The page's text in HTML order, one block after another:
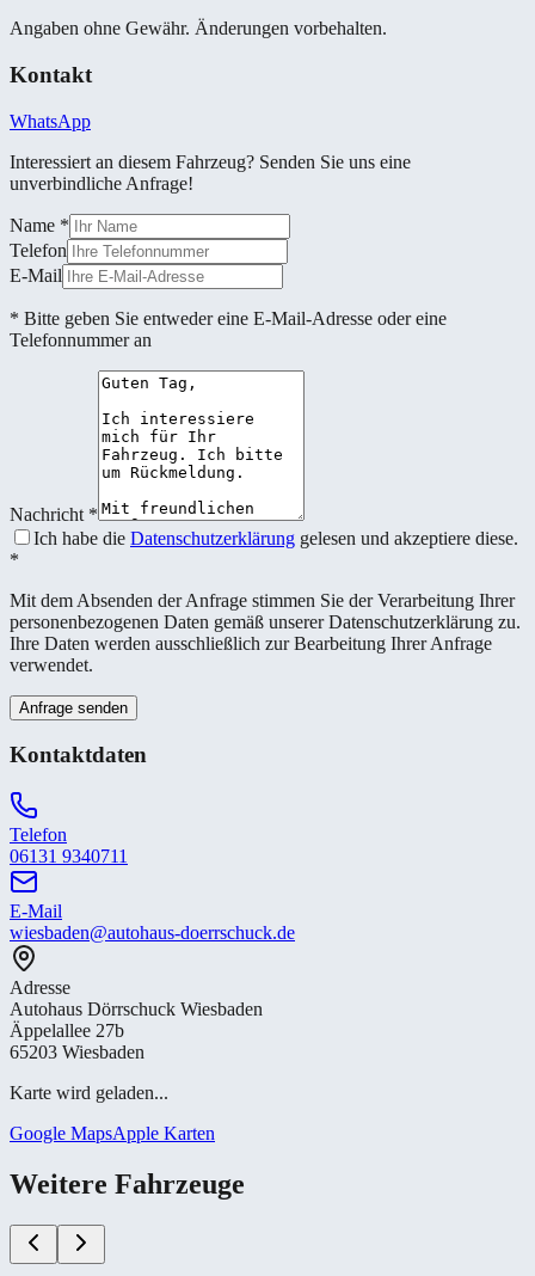
Angaben ohne Gewähr. Änderungen vorbehalten.
Kontakt
WhatsApp
Interessiert an diesem Fahrzeug? Senden Sie uns eine
unverbindliche Anfrage!
Name *
Telefon
E-Mail
* Bitte geben Sie entweder eine E-Mail-Adresse oder eine
Telefonnummer an
Nachricht *
Ich habe die Datenschutzerklärung gelesen und akzeptiere diese.
*
Mit dem Absenden der Anfrage stimmen Sie der Verarbeitung Ihrer
personenbezogenen Daten gemäß unserer Datenschutzerklärung zu.
Ihre Daten werden ausschließlich zur Bearbeitung Ihrer Anfrage
verwendet.
Anfrage senden
Kontaktdaten
Telefon
06131 9340711
E-Mail
wiesbaden@autohaus-doerrschuck.de
Adresse
Autohaus Dörrschuck Wiesbaden
Äppelallee 27b
65203 Wiesbaden
Karte wird geladen...
Google MapsApple Karten
Weitere Fahrzeuge